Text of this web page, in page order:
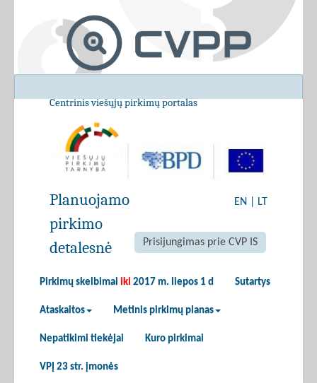
Centrinis viešųjų pirkimų portalas
EN LT
Prisijungimas prie CVP IS
Pirkimų skelbimai iki 2017 m. liepos 1 d Sutartys
Ataskaitos Metinis pirkimų planas
Nepatikimi tiekėjai Kuro pirkimai
VPĮ 23 str. įmonės
Planuojamo
pirkimo
detalesnė